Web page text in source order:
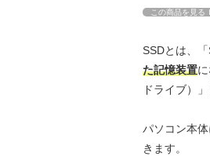
この商品を見る
SSDとは、
た記憶装置
ドライブ）
パソコン本
きます。